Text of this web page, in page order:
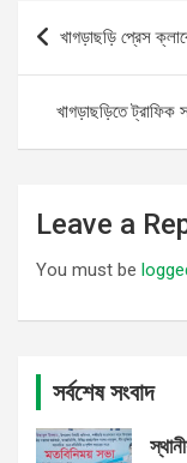
Post
navigation
খাগড়াছড়ি প্রেস
খাগড়াছড়িতে ট্রাফিক
Leave a
You must be
সর্বশেষ সংবাদ